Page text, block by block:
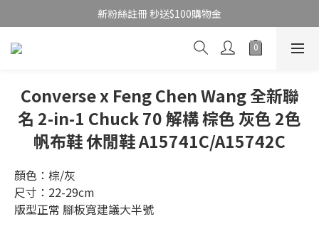
新粉絲註冊 秒送$100購物金
Converse x Feng Chen Wang 全新聯
名 2-in-1 Chuck 70 解構 棕色 灰色 2色
帆布鞋 休閒鞋 A15741C/A15742C
顏色：棕/灰
尺寸：22-29cm
版型正常 腳板寬建議大半號